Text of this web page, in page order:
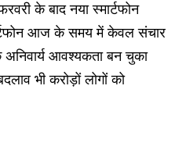
के बाद नया स्मार्टफोन
आज के समय में केवल संचार
आवश्यकता बन चुका
भी करोड़ों लोगों को